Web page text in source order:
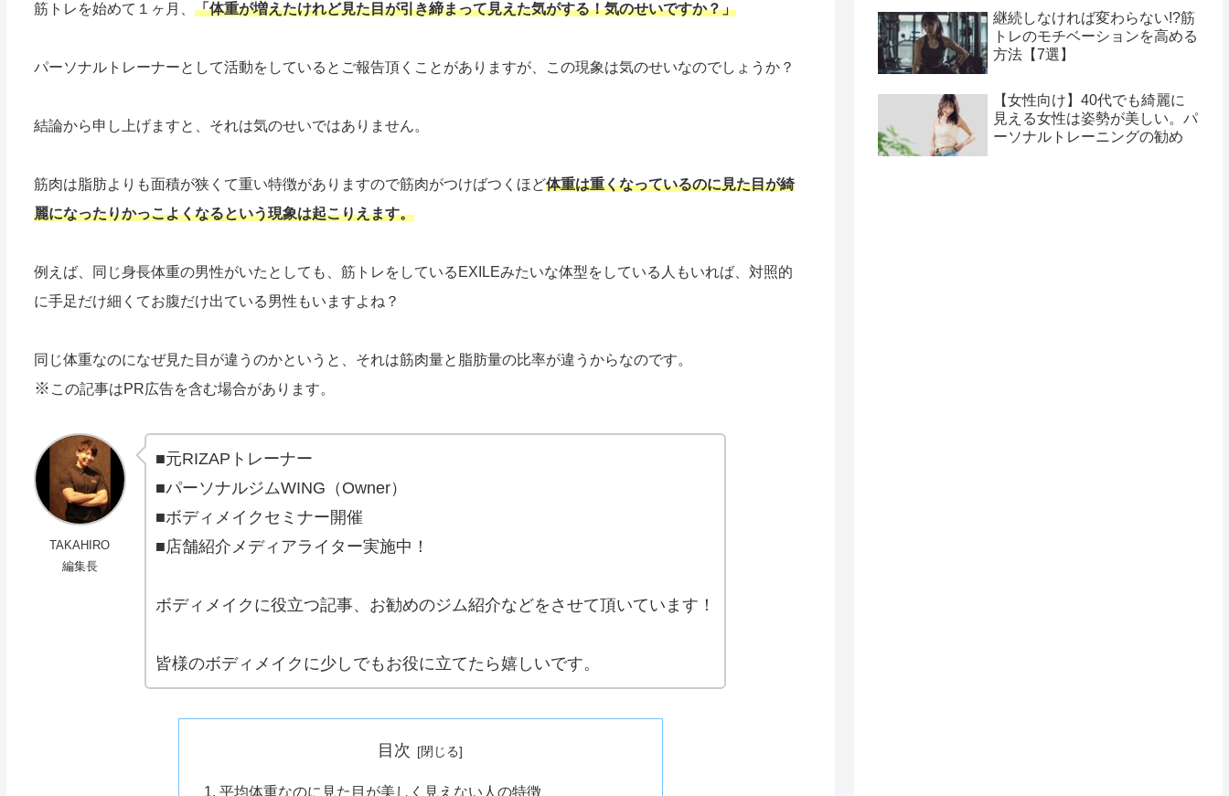
筋トレを始めて１ヶ月、 「体重が増えたけれど見た目が引き締まって見えた気がする！気のせいですか？」
パーソナルトレーナーとして活動をしているとご報告頂くことがありますが、この現象は気のせいなのでしょうか？
結論から申し上げますと、それは気のせいではありません。
筋肉は脂肪よりも面積が狭くて重い特徴がありますので筋肉がつけばつくほど体重は重くなっているのに見た目が綺
麗になったりかっこよくなるという現象は起こりえます。
例えば、同じ身長体重の男性がいたとしても、筋トレをしているEXILEみたいな体型をしている人もいれば、対照的
に手足だけ細くてお腹だけ出ている男性もいますよね？
同じ体重なのになぜ見た目が違うのかというと、それは筋肉量と脂肪量の比率が違うからなのです。
※ この記事はPR広告を含む場合があります。
TAKAHIRO
編集長
■元RIZAPトレーナー
■パーソナルジムWING（Owner）
■ボディメイクセミナー開催
■店舗紹介メディアライター実施中！
ボディメイクに役立つ記事、お勧めのジム紹介などをさせて頂いています！
皆様のボディメイクに少しでもお役に立てたら嬉しいです。
目次
平均体重なのに見た目が美しく見えない人の特徴
継続しなければ変わらない!?筋
トレのモチベーションを高める
方法【7選】
【女性向け】40代でも綺麗に
見える女性は姿勢が美しい。パ
ーソナルトレーニングの勧め